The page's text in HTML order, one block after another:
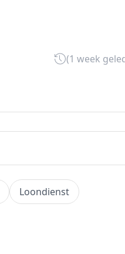
(1 week
Loondienst